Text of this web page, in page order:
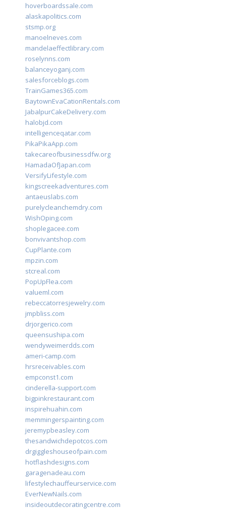
hoverboardssale.com
alaskapolitics.com
stsmp.org
manoelneves.com
mandelaeffectlibrary.com
roselynns.com
balanceyoganj.com
salesforceblogs.com
TrainGames365.com
BaytownEvaCationRentals.com
JabalpurCakeDelivery.com
halobjd.com
intelligenceqatar.com
PikaPikaApp.com
takecareofbusinessdfw.org
HamadaOfJapan.com
VersifyLifestyle.com
kingscreekadventures.com
antaeuslabs.com
purelycleanchemdry.com
WishOping.com
shoplegacee.com
bonvivantshop.com
CupPlante.com
mpzin.com
stcreal.com
PopUpFlea.com
valueml.com
rebeccatorresjewelry.com
jmpbliss.com
drjorgerico.com
queensushipa.com
wendyweimerdds.com
ameri-camp.com
hrsreceivables.com
empconst1.com
cinderella-support.com
bigpinkrestaurant.com
inspirehuahin.com
memmingerspainting.com
jeremypbeasley.com
thesandwichdepotcos.com
drgiggleshouseofpain.com
hotflashdesigns.com
garagenadeau.com
lifestylechauffeurservice.com
EverNewNails.com
insideoutdecoratingcentre.com